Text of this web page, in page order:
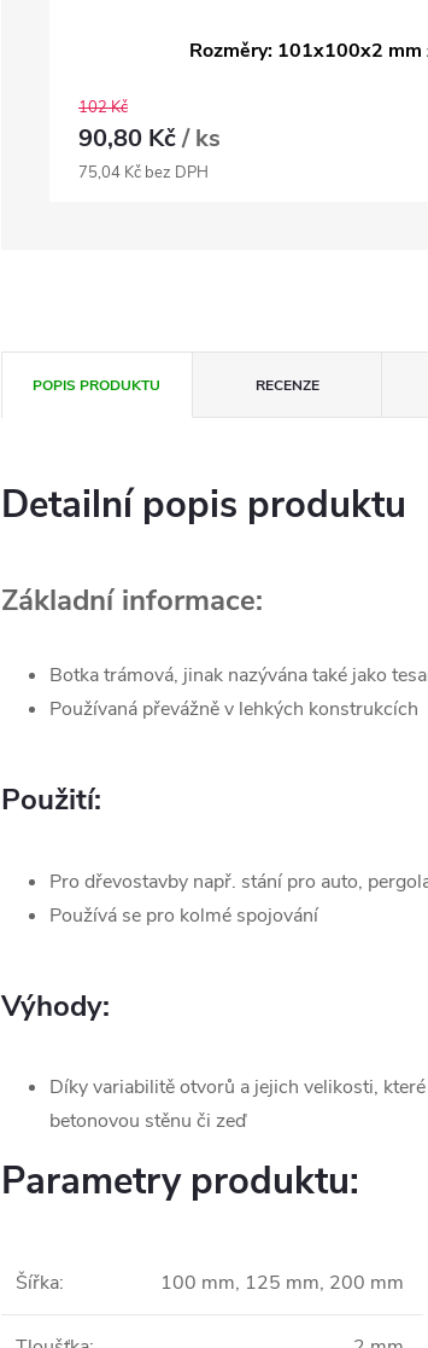
Rozměry: 101x100x2 mm
102 Kč
90,80 Kč/ ks
75,04 Kč bez DPH
POPIS PRODUKTU RECENZE
Detailní popis produktu
Základní informace:
Botka trámová, jinak nazývána také jako
Používaná převážně v lehkých konstrukcích
Použití:
Pro dřevostavby např. stání pro auto,
Používá se pro kolmé spojování
Výhody:
Díky variabilitě otvorů a jejich velikosti,
betonovou stěnu či zeď
Parametry produktu:
Šířka: 100 mm, 125 mm, 200 mm